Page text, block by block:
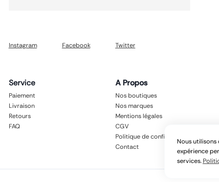
Instagram Facebook Twitter
Service
Paiement
Livraison
Retours
FAQ
A Propos
Nos boutiques
Nos marques
Mentions légales
CGV
Politique de confidentialité
Contact
Nous
expérience
services.